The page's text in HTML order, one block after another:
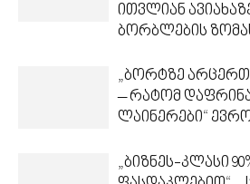
ითვლიან
ბორბლების
„ბორტზე
– რატომ
ლაინერები“
„ბიზნეს-კლასი